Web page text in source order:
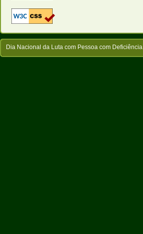
Dia Nacional da Luta com Pessoa com